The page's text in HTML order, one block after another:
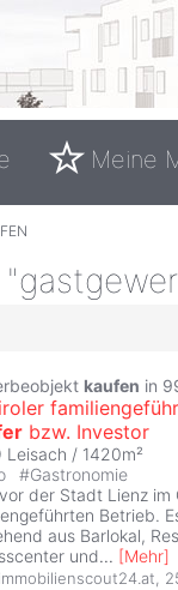
Meine
kaufen in
bzw. Investor
Leisach / 1420m²
#Gastronomie
der Stadt Lienz
Betrieb.
aus Barlokal,
und... [Mehr]